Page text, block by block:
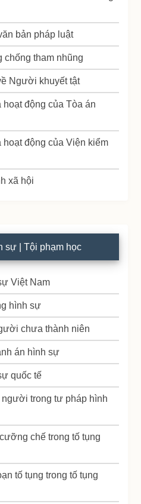
bản pháp luật
chống tham nhũng
Người khuyết tật
động của Tòa án
động của Viện kiểm
xã hội
sự | Tội phạm học
Việt Nam
hình sự
chưa thành niên
án hình sự
quốc tế
trong tư pháp hình
chế trong tố tụng
tố tụng trong tố tụng